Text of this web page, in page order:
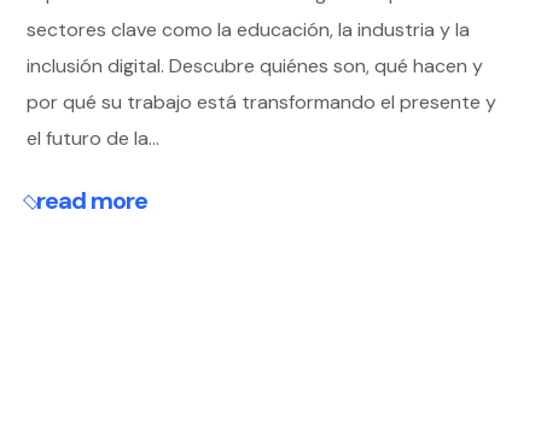
sectores clave como la educación, la industria y la
inclusión digital. Descubre quiénes son, qué hacen y
por qué su trabajo está transformando el presente y
el futuro de la...
read more